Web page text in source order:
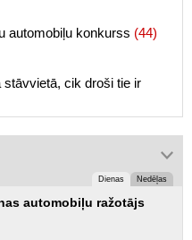
automobiļu konkurss (44)
stāvvietā, cik droši tie ir
Dienas Nedēļas
automobiļu ražotājs